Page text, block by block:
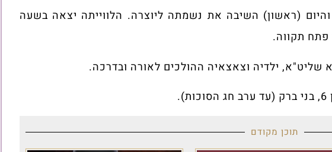
(ראשון) השיבה את נשמתה ליוצרה. הלווייתה יצאה בשעה
ילדיה וצאצאיה ההולכים לאורה ובדרכה.
תוכן מקודם